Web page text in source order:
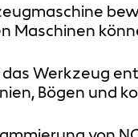
Maschinen
das Werkzeug
Bögen und